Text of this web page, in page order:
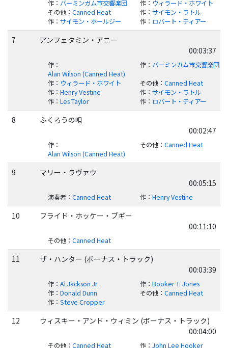
作： バーミンガム市交響楽団 作： ウィラード・ホワイト
その他： Canned Heat 作： サイモン・ラトル
作： サイモン・ホールジー 作： ロバート・ティアー
7
アンフェタミン・アニー
00:03:37
作：
Alan Wilson (Canned Heat)
作： バーミンガム市交響楽団
作： ウィラード・ホワイト その他： Canned Heat
作： Henry Vestine 作： サイモン・ラトル
作： Les Taylor 作： ロバート・ティアー
8
ふくろうの唄
00:02:47
作：
Alan Wilson (Canned Heat)
その他： Canned Heat
9
マリー・ラヴァウ
00:05:15
演奏者： Canned Heat 作： Henry Vestine
10
フライド・ホッケー・ブギー
00:11:10
その他： Canned Heat
11
ザ・ハンター (ボーナス・トラック)
00:03:39
作： Al Jackson Jr. 作： Booker T. Jones
作： Donald Dunn その他： Canned Heat
作： Steve Cropper
12
ウィスキー・アンド・ウィミン (ボーナス・トラック)
00:04:00
その他： Canned Heat 作： John Lee Hooker